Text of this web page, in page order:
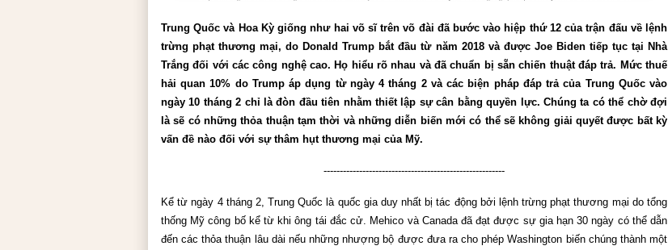
Trung Quốc và Hoa Kỳ giống như hai võ sĩ trên võ đài đã bước vào hiệp thứ 12 của trận đấu về lệnh
trừng phạt thương mại, do Donald Trump bắt đầu từ năm 2018 và được Joe Biden tiếp tục tại Nhà
Trắng đối với các công nghệ cao. Họ hiểu rõ nhau và đã chuẩn bị sẵn chiến thuật đáp trả. Mức thuế
hải quan 10% do Trump áp dụng từ ngày 4 tháng 2 và các biện pháp đáp trả của Trung Quốc vào
ngày 10 tháng 2 chỉ là đòn đầu tiên nhằm thiết lập sự cân bằng quyền lực. Chúng ta có thể chờ đợi
là sẽ có những thỏa thuận tạm thời và những diễn biến mới có thể sẽ không giải quyết được bất kỳ
vấn đề nào đối với sự thâm hụt thương mại của Mỹ.
--------------------------------------------------------
Kể từ ngày 4 tháng 2, Trung Quốc là quốc gia duy nhất bị tác động bởi lệnh trừng phạt thương mại do tổng
thống Mỹ công bố kể từ khi ông tái đắc cử. Mehico và Canada đã đạt được sự gia hạn 30 ngày có thể dẫn
đến các thỏa thuận lâu dài nếu những nhượng bộ được đưa ra cho phép Washington biến chúng thành một